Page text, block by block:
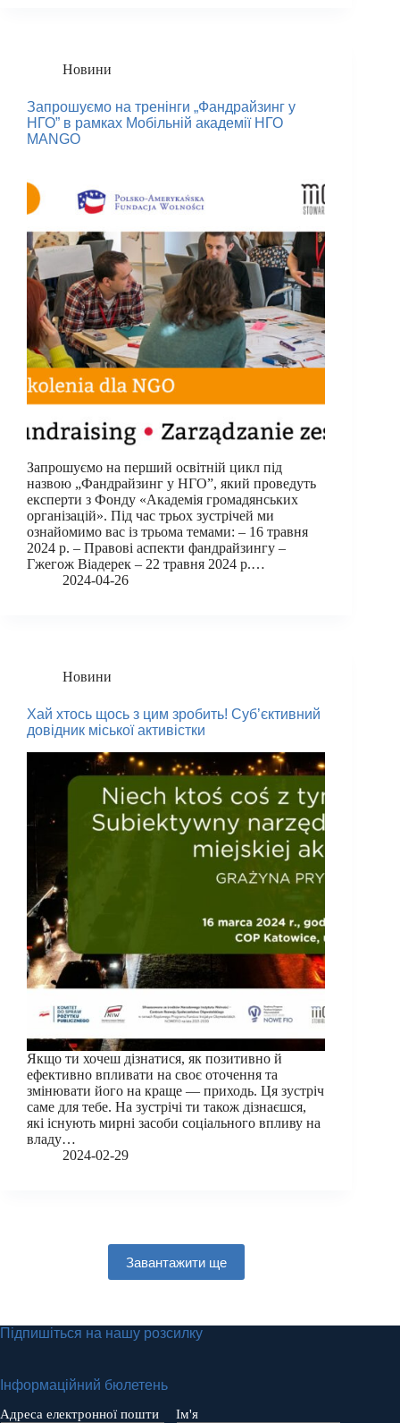
Новини
Запрошуємо на тренінги „Фандрайзинг у
НГО” в рамках Мобільній академії НГО
MANGO
Запрошуємо на перший освітній цикл під
назвою „Фандрайзинг у НГО”, який проведуть
експерти з Фонду «Академія громадянських
організацій». Під час трьох зустрічей ми
ознайомимо вас із трьома темами: – 16 травня
2024 р. – Правові аспекти фандрайзингу –
Гжегож Віадерек – 22 травня 2024 р.…
2024-04-26
Новини
Хай хтось щось з цим зробить! Суб’єктивний
довідник міської активістки
Якщо ти хочеш дізнатися, як позитивно й
ефективно впливати на своє оточення та
змінювати його на краще — приходь. Ця зустріч
саме для тебе. На зустрічі ти також дізнаєшся,
які існують мирні засоби соціального впливу на
владу…
2024-02-29
Завантажити ще
Підпишіться на нашу розсилку
Інформаційний бюлетень
Адреса електронної пошти Ім'я